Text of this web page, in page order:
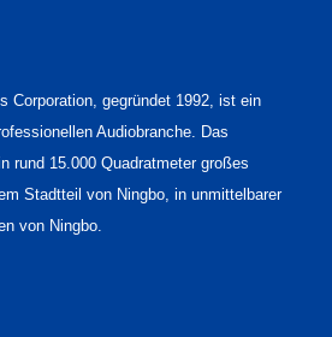
Corporation, gegründet 1992, ist ein
Audiobranche. Das
rund 15.000 Quadratmeter großes
Stadtteil von Ningbo, in unmittelbarer
von Ningbo.